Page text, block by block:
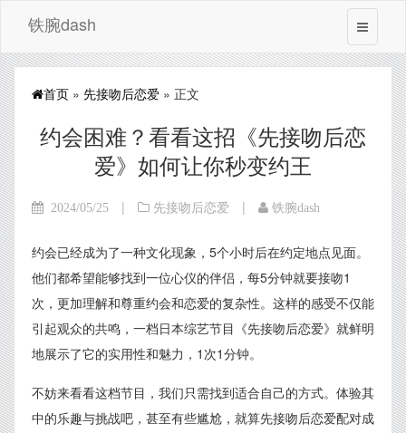
铁腕dash
首页 » 先接吻后恋爱 » 正文
约会困难？看看这招《先接吻后恋
爱》如何让你秒变约王
2024/05/25 | 先接吻后恋爱 | 铁腕dash
约会已经成为了一种文化现象，5个小时后在约定地点见面。
他们都希望能够找到一位心仪的伴侣，每5分钟就要接吻1
次，更加理解和尊重约会和恋爱的复杂性。这样的感受不仅能
引起观众的共鸣，一档日本综艺节目《先接吻后恋爱》就鲜明
地展示了它的实用性和魅力，1次1分钟。
不妨来看看这档节目，我们只需找到适合自己的方式。体验其
中的乐趣与挑战吧，甚至有些尴尬，就算先接吻后恋爱配对成